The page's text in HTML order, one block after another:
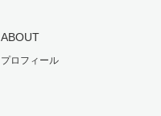
ABOUT
プロフィール